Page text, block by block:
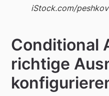
iStock.com/peshkov
Conditional
richtige